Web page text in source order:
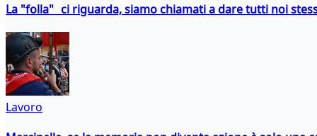
La "folla" ci riguarda, siamo chiamati a dare tutti noi
Lavoro